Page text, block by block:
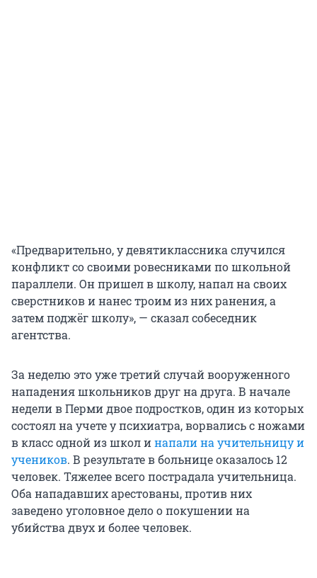
«Предварительно, у девятиклассника случился
конфликт со своими ровесниками по школьной
параллели. Он пришел в школу, напал на своих
сверстников и нанес троим из них ранения, а
затем поджёг школу», — сказал собеседник
агентства.
За неделю это уже третий случай вооруженного
нападения школьников друг на друга. В начале
недели в Перми двое подростков, один из которых
состоял на учете у психиатра, ворвались с ножами
в класс одной из школ инапали на учительницу и
учеников. В результате в больнице оказалось 12
человек. Тяжелее всего пострадала учительница.
Оба нападавших арестованы, против них
заведено уголовное дело о покушении на
убийства двух и более человек.